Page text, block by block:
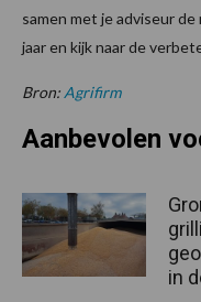
samen met je adviseur
jaar en kijk naar de
Bron: Agrifirm
Aanbevolen
in